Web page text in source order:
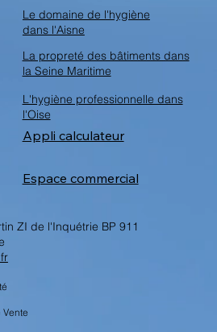
Le domaine de l'hygiène
dans l'Aisne
La propreté des bâtiments dans
la Seine Maritime
L'hygiène professionnelle dans
l'Oise
Espace commercial
Appli calculateur
ZI de l'Inquétrie BP 911